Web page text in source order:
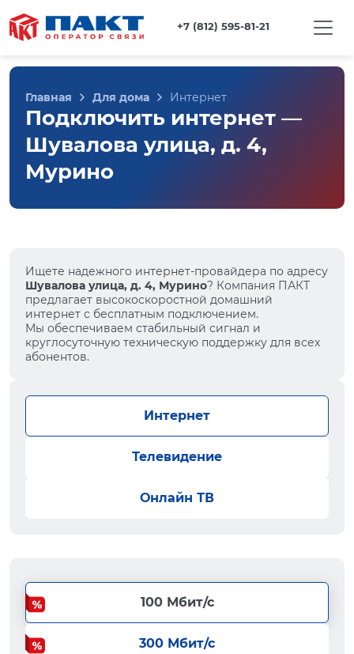
+7 (812) 595-81-21
Главная Для дома Интернет
Подключить интернет —
Шувалова улица, д. 4,
Мурино
Ищете надежного интернет-провайдера по адресу
Шувалова улица, д. 4, Мурино? Компания ПАКТ
предлагает высокоскоростной домашний
интернет с бесплатным подключением.
Мы обеспечиваем стабильный сигнал и
круглосуточную техническую поддержку для всех
абонентов.
Интернет
Телевидение
Онлайн ТВ
100 Мбит/с
300 Мбит/с